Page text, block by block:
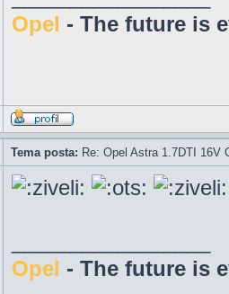
Opel - The future is
Tema posta: Re: Opel Astra 1.7DTI 16V
Opel - The future is